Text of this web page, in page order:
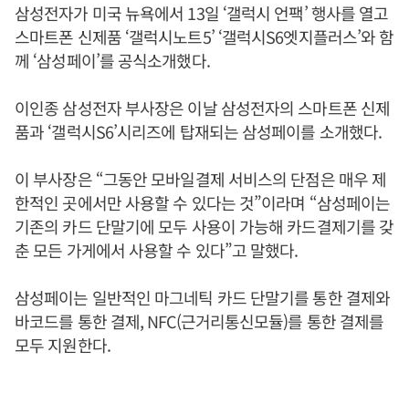
삼성전자가 미국 뉴욕에서 13일 ‘갤럭시 언팩’ 행사를 열고
스마트폰 신제품 ‘갤럭시노트5’ ‘갤럭시S6엣지플러스’와 함
께 ‘삼성페이’를 공식소개했다.
이인종 삼성전자 부사장은 이날 삼성전자의 스마트폰 신제
품과 ‘갤럭시S6’시리즈에 탑재되는 삼성페이를 소개했다.
이 부사장은 “그동안 모바일결제 서비스의 단점은 매우 제
한적인 곳에서만 사용할 수 있다는 것”이라며 “삼성페이는
기존의 카드 단말기에 모두 사용이 가능해 카드결제기를 갖
춘 모든 가게에서 사용할 수 있다”고 말했다.
삼성페이는 일반적인 마그네틱 카드 단말기를 통한 결제와
바코드를 통한 결제, NFC(근거리통신모듈)를 통한 결제를
모두 지원한다.